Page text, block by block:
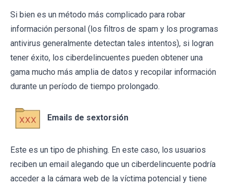
Si bien es un método más complicado para robar
información personal (los filtros de spam y los programas
antivirus generalmente detectan tales intentos), si logran
tener éxito, los ciberdelincuentes pueden obtener una
gama mucho más amplia de datos y recopilar información
durante un período de tiempo prolongado.
Emails de sextorsión
Este es un tipo de phishing. En este caso, los usuarios
reciben un email alegando que un ciberdelincuente podría
acceder a la cámara web de la víctima potencial y tiene